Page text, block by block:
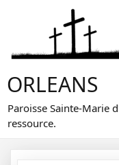
ORLEANS
Paroisse Sainte-Marie
ressource.